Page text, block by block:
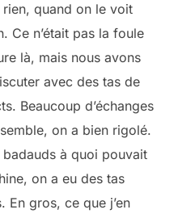
quand on le voit
Ce n’était pas la foule
là, mais nous avons
avec des tas de
Beaucoup d’échanges
on a bien rigolé.
à quoi pouvait
on a eu des tas
En gros, ce que j’en